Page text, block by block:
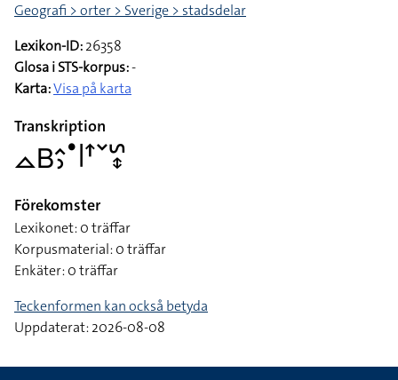
Geografi > orter > Sverige > stadsdelar
Lexikon-ID:26358
Glosa i STS-korpus:-
Karta:Visa på karta
Transkription
􌤼􌤧􌤵􌤶􌤟􌥼􌦃􌥧􌥲􌦋
Förekomster
Lexikonet: 0 träffar
Korpusmaterial: 0 träffar
Enkäter: 0 träffar
Teckenformen kan också betyda
Uppdaterat: 2026-08-08